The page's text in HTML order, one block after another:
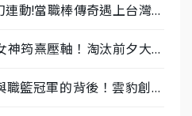
連動!當職棒傳奇遇上台灣女
神筠熹壓軸！淘汰前夕大混
籃冠軍的背後！雲豹創辦